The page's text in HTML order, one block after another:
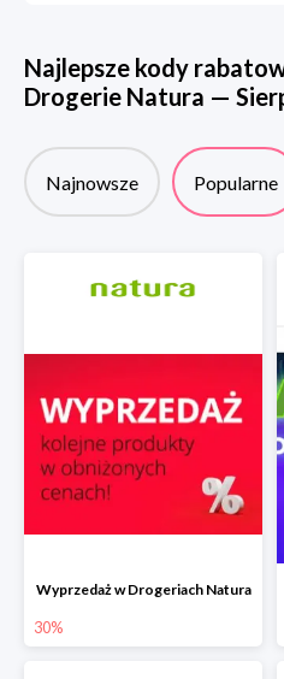
Najlepsze kody
Drogerie Natura —
Najnowsze Popularne
Wyprzedaż w Drogeriach Natura
30%